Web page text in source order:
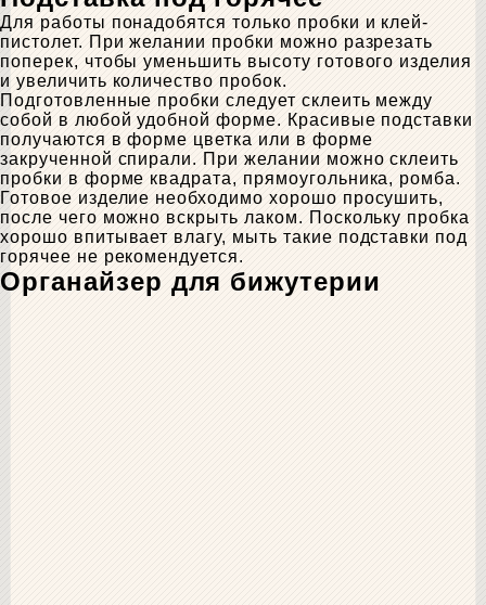
Для работы понадобятся только пробки и клей-
пистолет. При желании пробки можно разрезать
поперек, чтобы уменьшить высоту готового изделия
и увеличить количество пробок.
Подготовленные пробки следует склеить между
собой в любой удобной форме. Красивые подставки
получаются в форме цветка или в форме
закрученной спирали. При желании можно склеить
пробки в форме квадрата, прямоугольника, ромба.
Готовое изделие необходимо хорошо просушить,
после чего можно вскрыть лаком. Поскольку пробка
хорошо впитывает влагу, мыть такие подставки под
горячее не рекомендуется.
Органайзер для бижутерии